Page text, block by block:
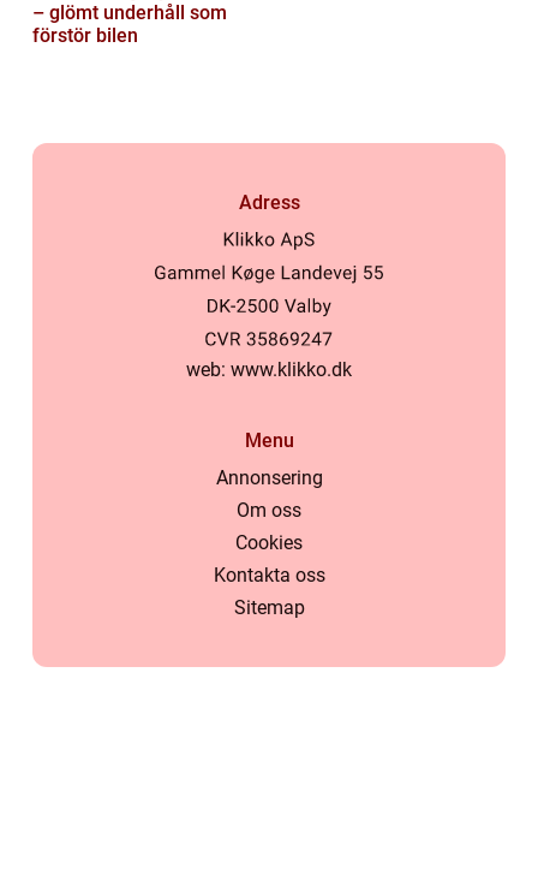
– glömt underhåll som
förstör bilen
Adress
web: www.klikko.dk
Menu
Annonsering
Om oss
Cookies
Kontakta oss
Sitemap